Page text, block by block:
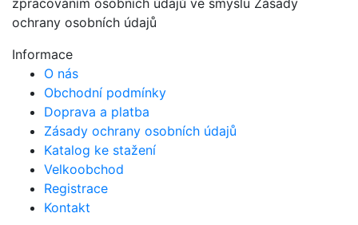
ochrany osobních údajů
Informace
O nás
Obchodní podmínky
Doprava a platba
Zásady ochrany osobních údajů
Katalog ke stažení
Velkoobchod
Registrace
Kontakt